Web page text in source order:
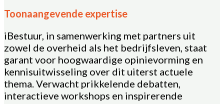
Toonaangevende expertise
iBestuur, in samenwerking met partners uit
zowel de overheid als het bedrijfsleven, staat
garant voor hoogwaardige opinievorming en
kennisuitwisseling over dit uiterst actuele
thema. Verwacht prikkelende debatten,
interactieve workshops en inspirerende